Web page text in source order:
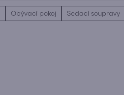
Obývací pokoj Sedací soupravy